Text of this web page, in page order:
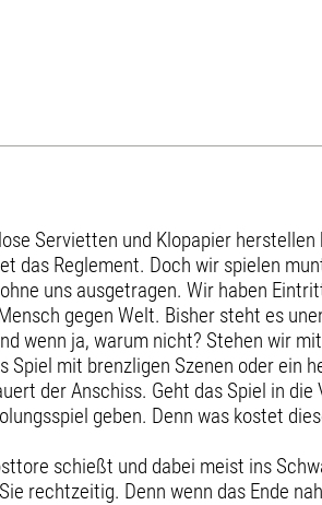
Servietten und Klopapier
das Reglement. Doch wir spielen
uns ausgetragen. Wir haben
gegen Welt. Bisher steht es
wenn ja, warum nicht? Stehen wir
mit brenzligen Szenen oder ein
der Anschiss. Geht das Spiel in
geben. Denn was kostet
schießt und dabei meist ins
rechtzeitig. Denn wenn das Ende